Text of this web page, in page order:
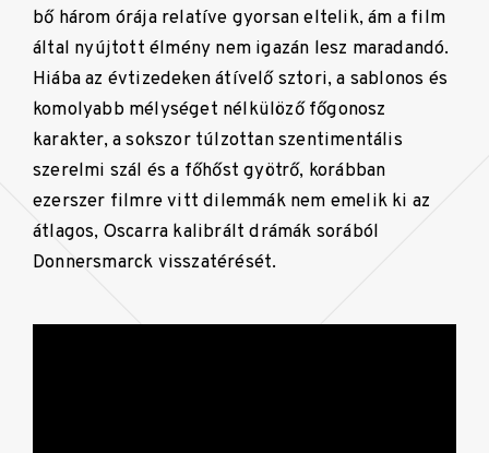
bő három órája relatíve gyorsan eltelik, ám a film
által nyújtott élmény nem igazán lesz maradandó.
Hiába az évtizedeken átívelő sztori, a sablonos és
komolyabb mélységet nélkülöző főgonosz
karakter, a sokszor túlzottan szentimentális
szerelmi szál és a főhőst gyötrő, korábban
ezerszer filmre vitt dilemmák nem emelik ki az
átlagos, Oscarra kalibrált drámák sorából
Donnersmarck visszatérését.